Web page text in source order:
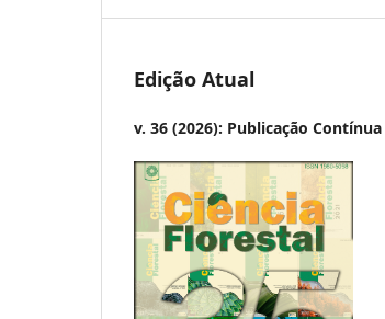
Edição Atual
v. 36 (2026): Publicação Contínua